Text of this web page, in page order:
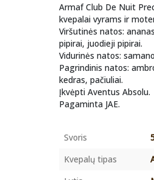
Armaf Club De Nuit
kvepalai vyrams ir
Viršutinės natos:
pipirai, juodieji pipirai.
Vidurinės natos:
Pagrindinis natos:
kedras, pačiuliai.
Įkvėpti Aventus Absolu.
Pagaminta JAE.
Svoris
Kvepalų tipas